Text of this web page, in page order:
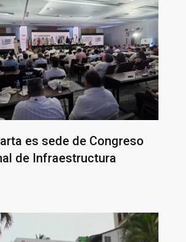
es sede de Congreso
de Infraestructura